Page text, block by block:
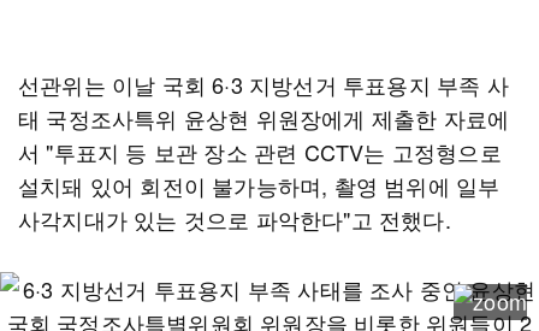
선관위는 이날 국회 6·3 지방선거 투표용지 부족 사
태 국정조사특위 윤상현 위원장에게 제출한 자료에
서 "투표지 등 보관 장소 관련 CCTV는 고정형으로
설치돼 있어 회전이 불가능하며, 촬영 범위에 일부
사각지대가 있는 것으로 파악한다"고 전했다.